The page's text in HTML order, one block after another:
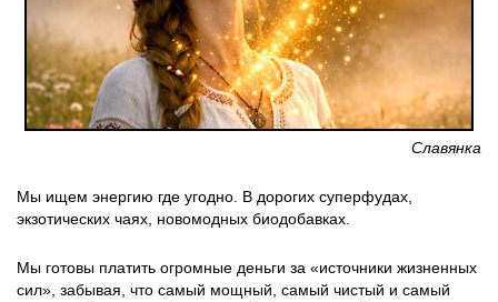
Славянка
Мы ищем энергию где угодно. В дорогих суперфудах,
экзотических чаях, новомодных биодобавках.
Мы готовы платить огромные деньги за «источники жизненных
сил», забывая, что самый мощный, самый чистый и самый